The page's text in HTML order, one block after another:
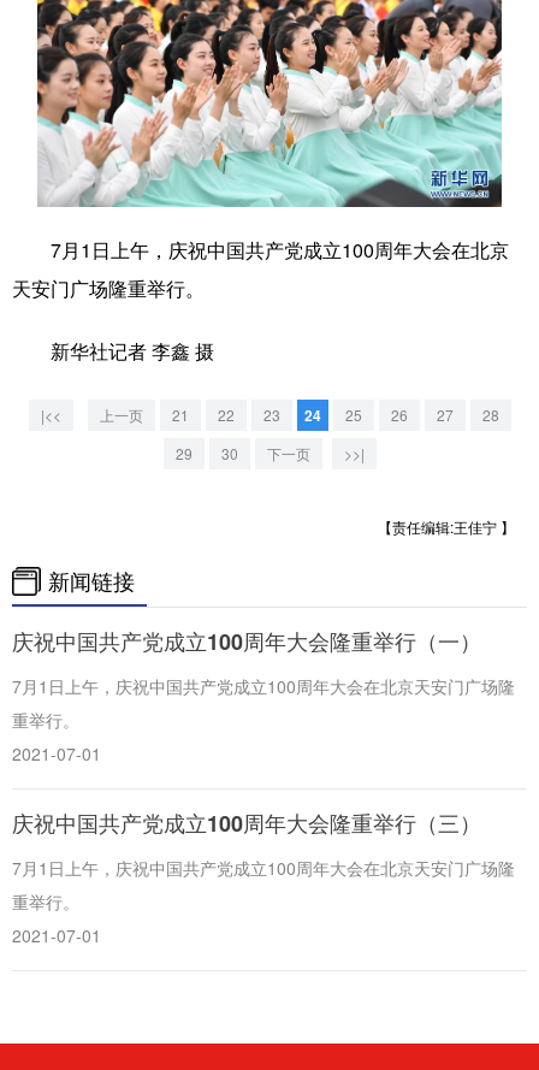
7月1日上午，庆祝中国共产党成立100周年大会在北京
天安门广场隆重举行。
新华社记者 李鑫 摄
|<< 上一页 21 22 23 24 25 26 27
28
29
30 下一页 >>|
【责任编辑:王佳宁 】
新闻链接
庆祝中国共产党成立100周年大会隆重举行（一）
7月1日上午，庆祝中国共产党成立100周年大会在北京天安门广场隆
重举行。
2021-07-01
庆祝中国共产党成立100周年大会隆重举行（三）
7月1日上午，庆祝中国共产党成立100周年大会在北京天安门广场隆
重举行。
2021-07-01